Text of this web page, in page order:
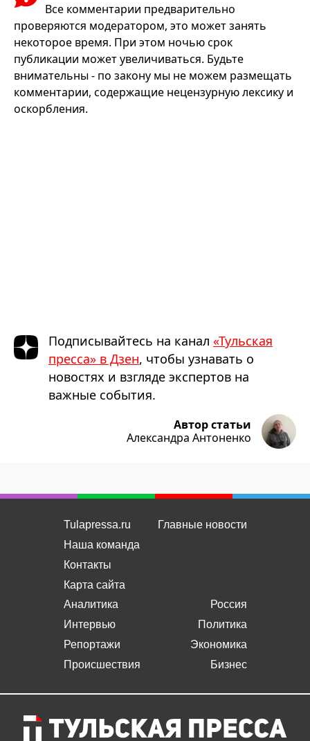
Все комментарии предварительно
проверяются модератором, это может занять
некоторое время. При этом ночью срок
публикации может увеличиваться. Будьте
внимательны - по закону мы не можем размещать
комментарии, содержащие нецензурную лексику и
оскорбления.
Подписывайтесь на канал «Тульская
пресса» в Дзен, чтобы узнавать о
новостях и взгляде экспертов на
важные события.
Автор статьи
Александра Антоненко
Tulapressa.ru
Наша команда
Контакты
Карта сайта
Главные новости
Аналитика
Интервью
Репортажи
Происшествия
Россия
Политика
Экономика
Бизнес